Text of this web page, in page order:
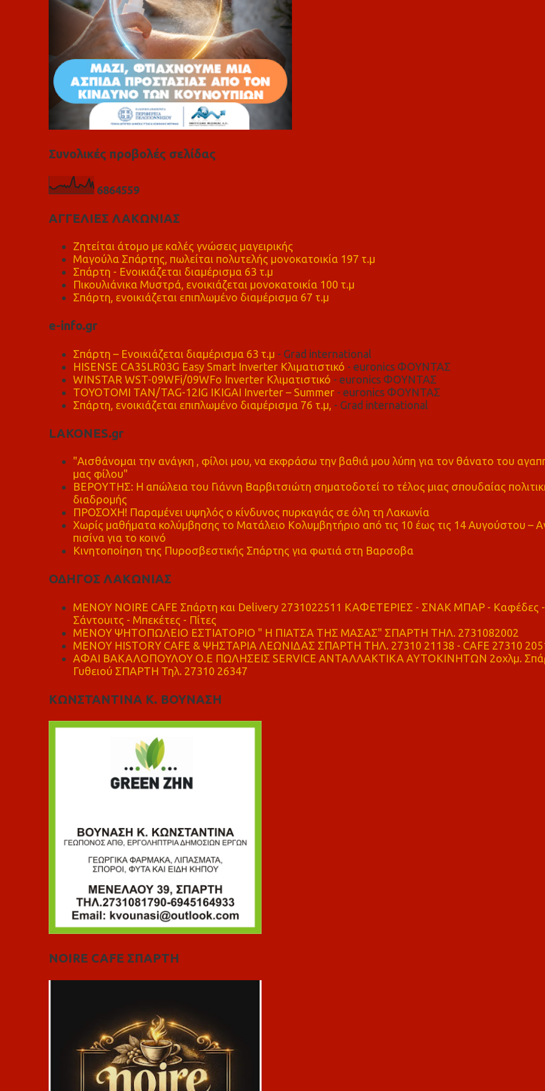
Συνολικές προβολές σελίδας
6864559
ΑΓΓΕΛΙΕΣ ΛΑΚΩΝΙΑΣ
Ζητείται άτομο με καλές γνώσεις μαγειρικής
Μαγούλα Σπάρτης, πωλείται πολυτελής μονοκατοικία 197 τ.μ
Σπάρτη - Ενοικιάζεται διαμέρισμα 63 τ.μ
Πικουλιάνικα Μυστρά, ενοικιάζεται μονοκατοικία 100 τ.μ
Σπάρτη, ενοικιάζεται επιπλωμένο διαμέρισμα 67 τ.μ
e-info.gr
Σπάρτη – Ενοικιάζεται διαμέρισμα 63 τ.μ - Grad international
HISENSE CA35LR03G Easy Smart Inverter Κλιματιστικό - euronics ΦΟΥΝΤΑΣ
WINSTAR WST-09WFi/09WFo Inverter Κλιματιστικό - euronics ΦΟΥΝΤΑΣ
TOYOTOMI TAN/TAG-12IG IKIGAI Inverter – Summer- euronics ΦΟΥΝΤΑΣ
Σπάρτη, ενοικιάζεται επιπλωμένο διαμέρισμα 76 τ.μ, - Grad international
LAKONES.gr
"Αισθάνομαι την ανάγκη , φίλοι μου, να εκφράσω την βαθιά μου λύπη για τον θάνατο του
μας φίλου"
ΒΕΡΟΥΤΗΣ: Η απώλεια του Γιάννη Βαρβιτσιώτη σηματοδοτεί το τέλος μιας σπουδαίας
διαδρομής
ΠΡΟΣΟΧΗ! Παραμένει υψηλός ο κίνδυνος πυρκαγιάς σε όλη τη Λακωνία
Χωρίς μαθήματα κολύμβησης το Ματάλειο Κολυμβητήριο από τις 10 έως τις 14 Αυγούστου –
πισίνα για το κοινό
Κινητοποίηση της Πυροσβεστικής Σπάρτης για φωτιά στη Βαρσοβα
ΟΔΗΓΟΣ ΛΑΚΩΝΙΑΣ
MENOY NOIRE CAFE Σπάρτη και Delivery 2731022511 ΚΑΦΕΤΕΡΙΕΣ - ΣΝΑΚ ΜΠΑΡ - Καφέδες -
Σάντουιτς - Μπεκέτες - Πίτες
ΜΕΝΟΥ ΨΗΤΟΠΩΛΕΙΟ ΕΣΤΙΑΤΟΡΙΟ " Η ΠΙΑΤΣΑ ΤΗΣ ΜΑΣΑΣ" ΣΠΑΡΤΗ ΤΗΛ. 2731082002
ΜΕΝΟΥ HISTORY CAFE & ΨΗΣΤΑΡΙΑ ΛΕΩΝΙΔΑΣ ΣΠΑΡΤΗ ΤΗΛ. 27310 21138 - CAFE 27310
ΑΦΑΙ ΒΑΚΑΛΟΠΟΥΛΟΥ Ο.Ε ΠΩΛΗΣΕΙΣ SERVICE ΑΝΤΑΛΛΑΚΤΙΚΑ ΑΥΤΟΚΙΝΗΤΩΝ 2οχλμ.
Γυθειού ΣΠΑΡΤΗ Τηλ. 27310 26347
ΚΩΝΣΤΑΝΤΙΝΑ Κ. ΒΟΥΝΑΣΗ
NOIRE CAFE ΣΠΑΡΤΗ